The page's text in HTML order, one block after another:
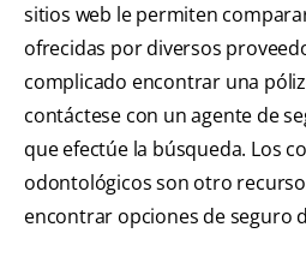
sitios web le permiten
ofrecidas por diversos
complicado encontrar una
contáctese con un agente de
que efectúe la búsqueda. Los
odontológicos son otro
encontrar opciones de seguro